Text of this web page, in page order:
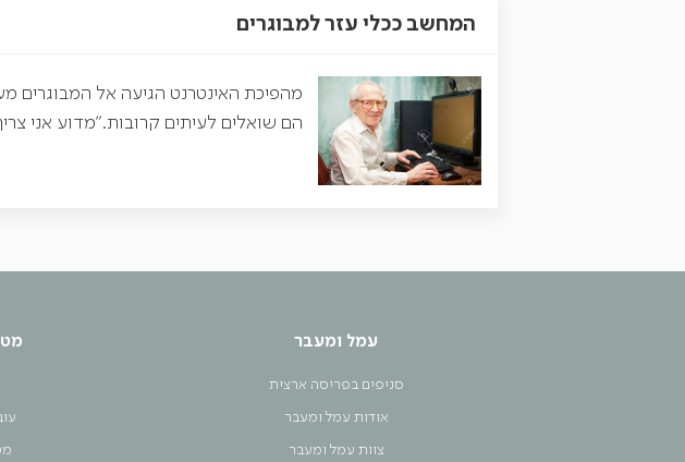
המחשב ככלי עזר למבוגרים
מהפיכת האינטרנט הגיעה אל המבוגרים
הם שואלים לעיתים קרובות."מדוע אני
עמל ומעבר
סניפים בפריסה ארצית
אודות עמל ומעבר
צוות עמל ומעבר